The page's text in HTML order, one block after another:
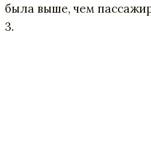
была выше, чем
3.